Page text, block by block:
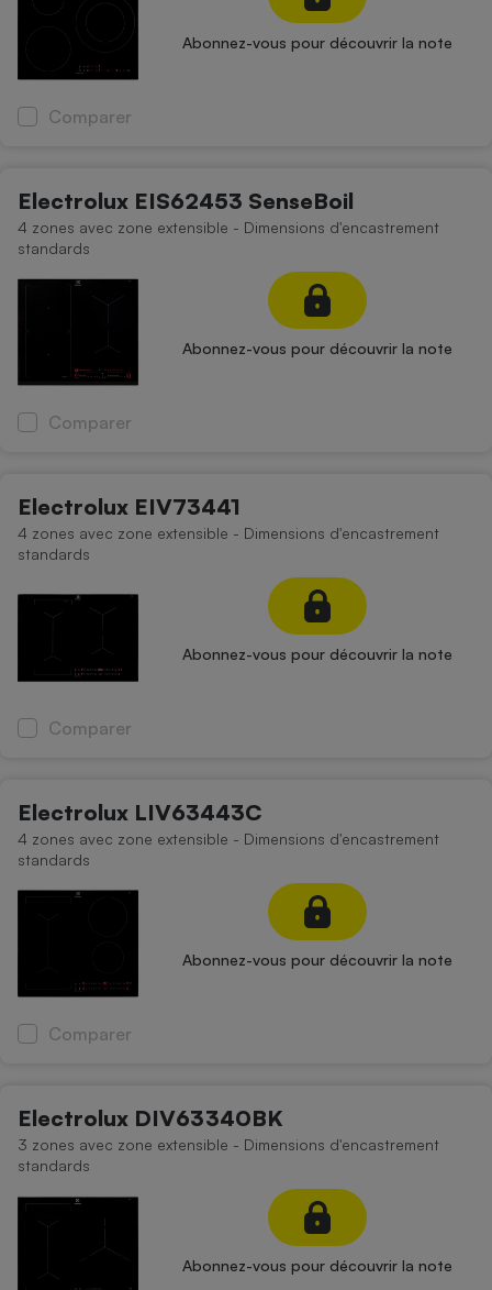
Abonnez-vous pour découvrir la note
Comparer
Electrolux EIS62453 SenseBoil
4 zones avec zone extensible - Dimensions d'encastrement
standards
Abonnez-vous pour découvrir la note
Comparer
Electrolux EIV73441
4 zones avec zone extensible - Dimensions d'encastrement
standards
Abonnez-vous pour découvrir la note
Comparer
Electrolux LIV63443C
4 zones avec zone extensible - Dimensions d'encastrement
standards
Abonnez-vous pour découvrir la note
Comparer
Electrolux DIV63340BK
3 zones avec zone extensible - Dimensions d'encastrement
standards
Abonnez-vous pour découvrir la note